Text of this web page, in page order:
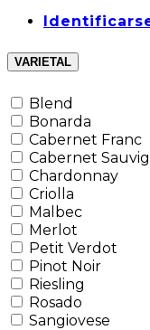
VARIETAL
Blend
Bonarda
Cabernet Franc
Cabernet
Chardonnay
Criolla
Malbec
Merlot
Petit Verdot
Pinot Noir
Riesling
Rosado
Sangiovese